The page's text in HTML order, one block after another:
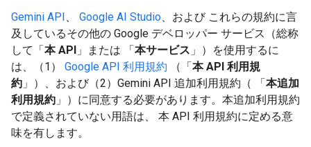
Gemini API、 Google AI Studio、および これらの規約に言
及しているその他の Google デベロッパー サービス（総称
して「本 API 」または 「本サービス 」）を使用するに
は、（1） Google API 利用規約 （「本 API 利用規
約 」）、および（2）Gemini API 追加利用規約（ 「本追加
利用規約 」）に同意する必要があります。本追加利用規約
で定義されていない用語は、 本 API 利用規約に定める意
味を有します。